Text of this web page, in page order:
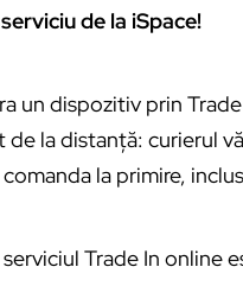
de la iSpace!
un dispozitiv prin
la distanță: curierul
la primire,
Trade In online